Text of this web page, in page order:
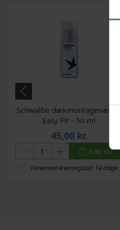
Schwalbe dækmontagevæske
Easy Fit - 50 ml
45,00 kr.
Køb nu
Forventet leveringstid: 14 dage